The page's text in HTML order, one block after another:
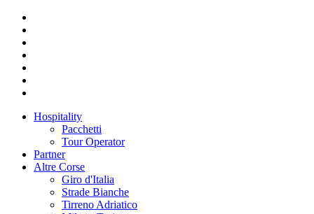
Hospitality
Pacchetti
Tour Operator
Partner
Altre Corse
Giro d'Italia
Strade Bianche
Tirreno Adriatico